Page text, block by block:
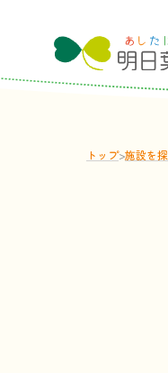
トップ>施設を探